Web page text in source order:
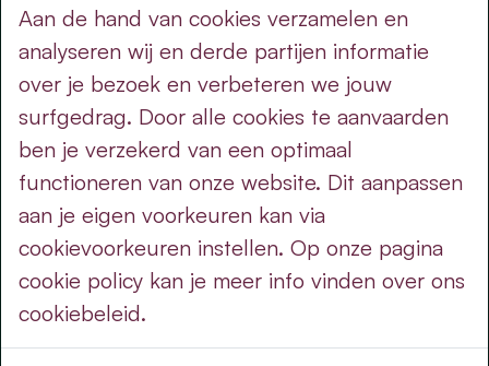
doe mee
word sympathisant
over cd&v - lijst voor de burger
standpunten
wettelijk
cookie policy
cookie-instellingen
Aan de hand van cookies verzamelen en
analyseren wij en derde partijen informatie
over je bezoek en verbeteren we jouw
surfgedrag. Door alle cookies te aanvaarden
ben je verzekerd van een optimaal
functioneren van onze website. Dit aanpassen
aan je eigen voorkeuren kan via
cookievoorkeuren instellen. Op onze pagina
cookie policy kan je meer info vinden over ons
cookiebeleid.